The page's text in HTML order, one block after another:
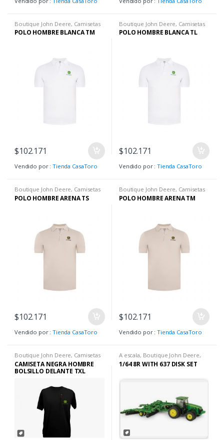
Boutique John Deere, Camisetas
H,Hombre,Ropa H
POLO HOMBRE BLANCA TM
$102.171
Vendido por :Tienda CasaToro
Boutique John Deere, Camisetas
H,Hombre,Ropa H
POLO HOMBRE BLANCA TL
$102.171
Vendido por :Tienda CasaToro
Boutique John Deere, Camisetas
H,Hombre,Ropa H
POLO HOMBRE ARENA TS
$102.171
Vendido por :Tienda CasaToro
Boutique John Deere, Camisetas
H,Hombre,Ropa H
POLO HOMBRE ARENA TM
$102.171
Vendido por :Tienda CasaToro
Boutique John Deere, Camisetas
H,Ropa H
CAMISETA NEGRA HOMBRE
BOLSILLO DELANTE TXL
A escala, Boutique John Deere,
Camisetas H,Jugueter?a John
Deere
1/64 8R WITH 637 DISK SET